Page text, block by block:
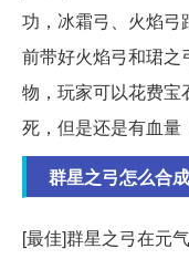
功，冰霜弓、火焰弓
前带好火焰弓和珺
物，玩家可以花费
死，但是还是有血量
群星之弓怎么合成
[最佳]群星之弓在元